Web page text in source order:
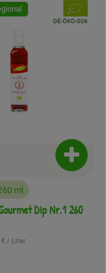
hinzufügen
ml
Dip Nr.1 260
€ / Liter
, Verband:
, Kontrollstelle:
DE-ÖKO-006
zu Favouriten